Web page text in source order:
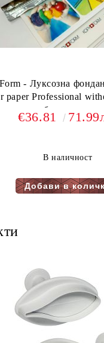
- Луксозна
paper Professional
бр. в пакет
€36.81
В наличност